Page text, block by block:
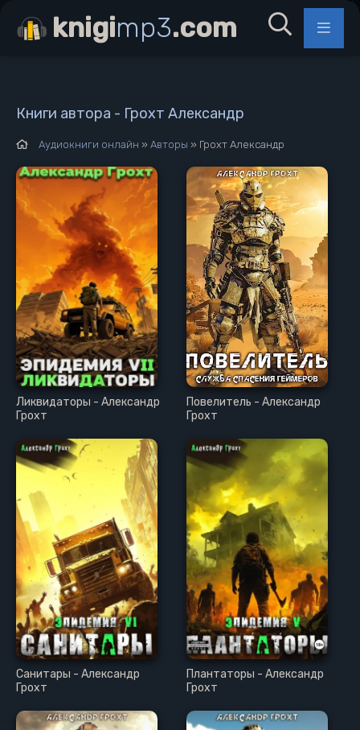
Книги автора - Грохт Александр
Аудиокниги онлайн » Авторы » Грохт Александр
Ликвидаторы - Александр
Грохт
Повелитель - Александр
Грохт
Санитары - Александр
Грохт
Плантаторы - Александр
Грохт
knigimp3.com